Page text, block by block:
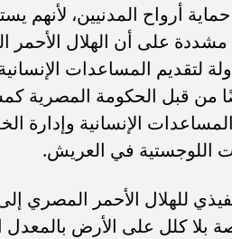
أرواح المدنيين، لأنهم
مشددة على أن الهلال
لتقديم المساعدات
من قبل الحكومة المصرية
الإنسانية وإدارة
اللوجستية في العريش.
كلل على الأرض بالمعدل